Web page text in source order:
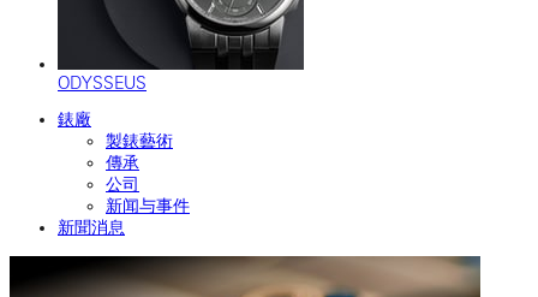
ODYSSEUS
錶廠
製錶藝術
傳承
公司
新闻与事件
新聞消息